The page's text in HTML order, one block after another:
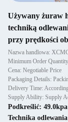
Używany żuraw
techniką
przy prędkości
Nazwa handlowa:
Minimum Order
Cena: Negotiable Price
Packaging Details:
Delivery Time:
Supply Ability: Supply
Podkreślić:
Technika